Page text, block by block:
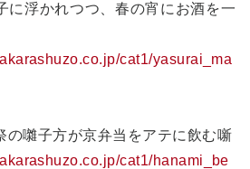
に浮かれつつ、春の宵にお酒を一
cat1/yasurai_ma
の囃子方が京弁当をアテに飲む噺
cat1/hanami_be